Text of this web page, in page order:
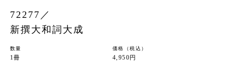
72277／
新撰大和詞大成
数量
1冊
価格（税込）
4,950円